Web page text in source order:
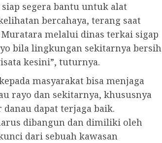
segera bantu untuk alat
bercahaya, terang saat
melalui dinas terkai sigap
bila lingkungan sekitarnya bersih
kesini”, tuturnya.
masyarakat bisa menjaga
rayo dan sekitarnya, khususnya
dapat terjaga baik.
dibangun dan dimiliki oleh
dari sebuah kawasan